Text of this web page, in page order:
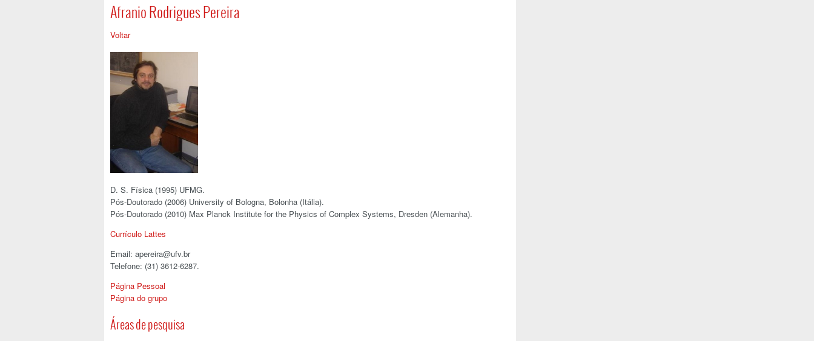
Afranio Rodrigues Pereira
Voltar
D. S. Física (1995) UFMG.
Pós-Doutorado (2006) University of Bologna, Bolonha (Itália).
Pós-Doutorado (2010) Max Planck Institute for the Physics of Complex Systems, Dresden (Alemanha).
Currículo Lattes
Email: apereira@ufv.br
Telefone: (31) 3612-6287.
Página Pessoal
Página do grupo
Áreas de pesquisa